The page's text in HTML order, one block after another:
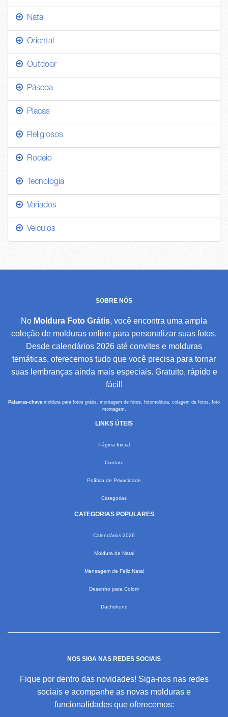
Natal
Oriental
Outdoor
Páscoa
Placas
Religiosos
Rodeio
Tecnologia
Variados
Veículos
SOBRE NÓS
No Moldura Foto Grátis, você encontra uma ampla
coleção de molduras online para personalizar suas fotos.
Desde calendários 2026 até convites e molduras
temáticas, oferecemos tudo que você precisa para tornar
suas lembranças ainda mais especiais. Gratuito, rápido e
fácil!
Palavras-chave:moldura para fotos grátis, montagem de fotos, fotomoldura, colagem de fotos, foto
montagem.
LINKS ÚTEIS
Página Inicial
Contato
Política de Privacidade
Categorias
CATEGORIAS POPULARES
Calendários 2026
Moldura de Natal
Mensagem de Feliz Natal
Desenho para Colorir
Dachshund
NOS SIGA NAS REDES SOCIAIS
Fique por dentro das novidades! Siga-nos nas redes
sociais e acompanhe as novas molduras e
funcionalidades que oferecemos: